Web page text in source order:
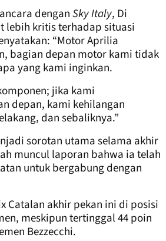
denganSky Italy, Di
lebih kritis terhadap situasi
“Motor Aprilia
bagian depan motor kami tidak
yang kami inginkan.
jika kami
depan, kami kehilangan
dan sebaliknya.”
sorotan utama selama akhir
muncul laporan bahwa ia telah
untuk bergabung dengan
Catalan akhir pekan ini di posisi
meskipun tertinggal 44 poin
Bezzecchi.